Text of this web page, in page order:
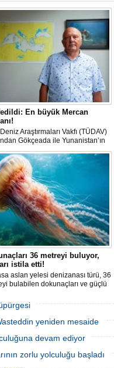
En büyük Mercan
Araştırmaları Vakfı (TÜDAV)
Gökçeada ile Yunanistan’ın
Adası arasında yürütülen
Türkiye kara sularında 70
metre derinlikte ve 2
fazla uzunlukta, Ege
en büyük mercan ormanı
36 metreyi buluyor,
istila etti!
aslan yelesi denizanası türü, 36
bulabilen dokunaçları ve güçlü
bu olağan dışı yoğunluğa
olduğunu belirtiyor.
yeniden mesaide
devam ediyor
zorlu yolculuğu başladı